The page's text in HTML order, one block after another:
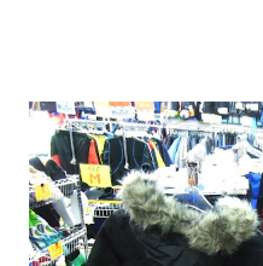
ご容赦ください ぜひご覧くだ
す！！ その他のレディスウエ